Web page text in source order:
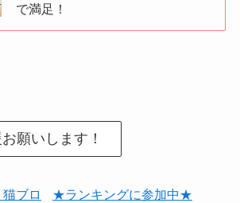
で満足！
願いします！
★ランキングに参加中★